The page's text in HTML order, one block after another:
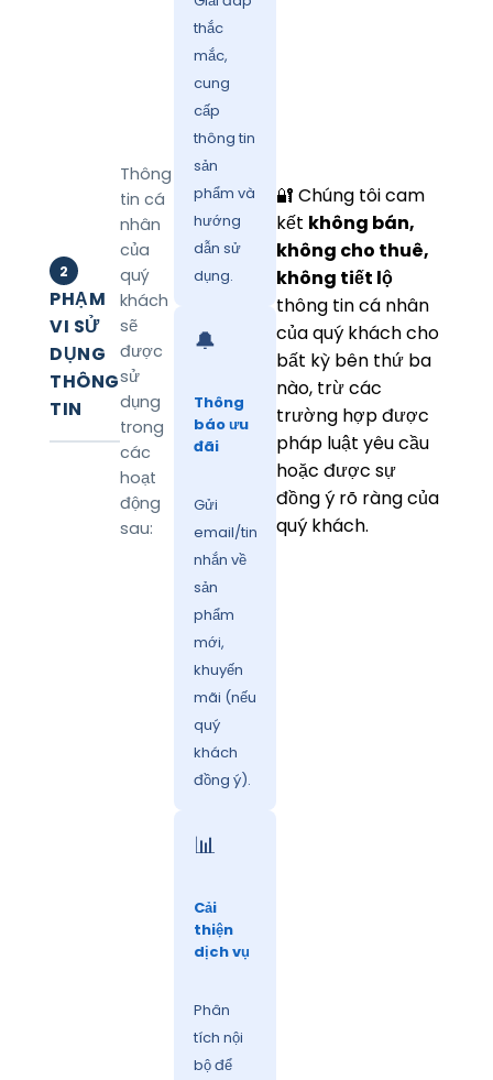
2
PHẠM
VI SỬ
DỤNG
THÔNG
TIN
Thông
tin cá
nhân
của
quý
khách
sẽ
được
sử
dụng
trong
các
hoạt
động
sau:
thắc
mắc,
cung
cấp
thông tin
sản
phẩm và
hướng
dẫn sử
dụng.
🔔
Thông
báo ưu
đãi
Gửi
email/tin
nhắn về
sản
phẩm
mới,
khuyến
mãi (nếu
quý
khách
đồng ý).
📊
Cải
thiện
dịch vụ
Phân
tích nội
bộ để
🔐 Chúng tôi cam
kết không bán,
không cho thuê,
không tiết lộ
thông tin cá nhân
của quý khách cho
bất kỳ bên thứ ba
nào, trừ các
trường hợp được
pháp luật yêu cầu
hoặc được sự
đồng ý rõ ràng của
quý khách.